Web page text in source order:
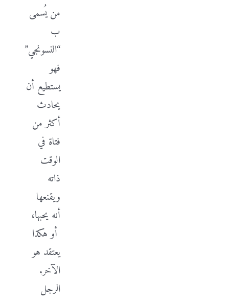
من يُسمى
ب
“النسونجي”
فهو
يستطيع أن
يحادث
أكثر من
فتاة في
الوقت
ذاته
ويقنعها
أنه يحبها،
أو هكذا
يعتقد هو
الآخر.
الرجل